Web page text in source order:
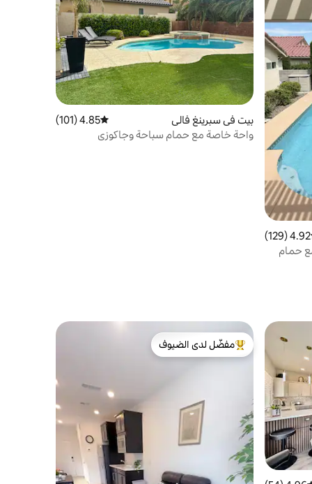
التقييم 4.92 من 5، 129 مراجعات
4.92 (129)
غرف نوم مع حمام
بيت في سبرينغ فالي متوسط التقييم 4.85 من 5، 101 مراجعات
4.85 (101)
واحة خاصة مع حمام سباحة وجاكوزي
من أبرز البيوت المفضّلة لدى الضيوف
مفضّل لدى الضيوف